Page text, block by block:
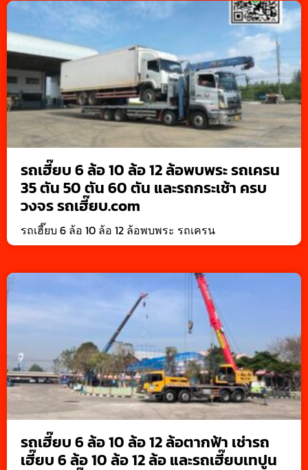
รถเฮี๊ยบ 6 ล้อ 10 ล้อ 12 ล้อพบพระ รถเครน
35 ตัน 50 ตัน 60 ตัน และรถกระเช้า ครบ
วงจร รถเฮี๊ยบ.com
รถเฮี๊ยบ 6 ล้อ 10 ล้อ 12 ล้อพบพระ รถเครน
รถเฮี๊ยบ 6 ล้อ 10 ล้อ 12 ล้อตากฟ้า เช่ารถ
เฮี๊ยบ 6 ล้อ 10 ล้อ 12 ล้อ และรถเฮี๊ยบเทปูน